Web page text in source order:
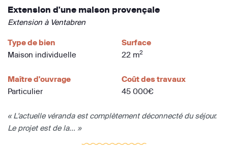
Extension d'une maison provençale
Extension à Ventabren
Type de bien
Maison individuelle
Surface
22 m2
Maître d'ouvrage
Particulier
Coût des travaux
45 000€
« L'actuelle véranda est complètement déconnecté du séjour.
Le projet est de la... »